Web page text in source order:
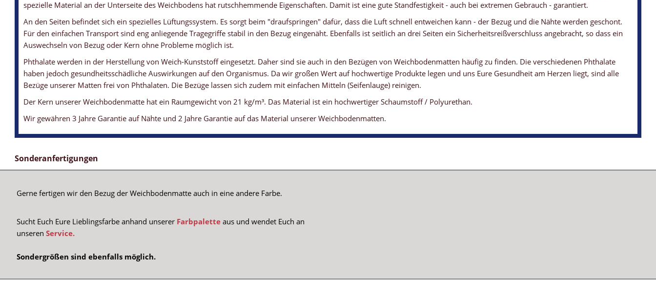
... sowie Sicherheitsreißverschluss
... TOP Qualität zu fairen Preisen
... mit einem Raumgewicht von 21 kg/m3
... garantiert eine gute Standfestigkeit
... vielseitig einsetzbar
spezielle Material an der Unterseite des Weichbodens hat rutschhemmende Eigenschaften. Damit ist eine gute Standfestigkeit - auch bei extremen Gebrauch - garantiert.
An den Seiten befindet sich ein spezielles Lüftungssystem. Es sorgt beim "draufspringen" dafür, dass die Luft schnell entweichen kann - der Bezug und die Nähte werden geschont.
Für den einfachen Transport sind eng anliegende Tragegriffe stabil in den Bezug eingenäht. Ebenfalls ist seitlich an drei Seiten ein Sicherheitsreißverschluss angebracht, so dass ein
Auswechseln von Bezug oder Kern ohne Probleme möglich ist.
Phthalate werden in der Herstellung von Weich-Kunststoff eingesetzt. Daher sind sie auch in den Bezügen von Weichbodenmatten häufig zu finden. Die verschiedenen Phthalate
haben jedoch gesundheitsschädliche Auswirkungen auf den Organismus. Da wir großen Wert auf hochwertige Produkte legen und uns Eure Gesundheit am Herzen liegt, sind alle
Bezüge unserer Matten frei von Phthalaten. Die Bezüge lassen sich zudem mit einfachen Mitteln (Seifenlauge) reinigen.
Der Kern unserer Weichbodenmatte hat ein Raumgewicht von 21 kg/m³. Das Material ist ein hochwertiger Schaumstoff / Polyurethan.
Wir gewähren 3 Jahre Garantie auf Nähte und 2 Jahre Garantie auf das Material unserer Weichbodenmatten.
Sonderanfertigungen
Gerne fertigen wir den Bezug der Weichbodenmatte auch in eine andere Farbe.
Sucht Euch Eure Lieblingsfarbe anhand unserer Farbpaletteaus und wendet Euch an
unseren Service.
Sondergrößen sind ebenfalls möglich.